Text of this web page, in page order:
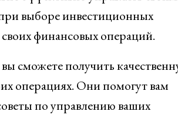
выборе инвестиционных
финансовых операций.
сможете получить
операциях. Они помогут вам
по управлению ваших